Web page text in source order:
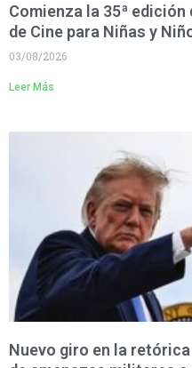
Comienza la 35ª
de Cine para Niñas y
03/08/2026
Leer Más
Nuevo giro en la